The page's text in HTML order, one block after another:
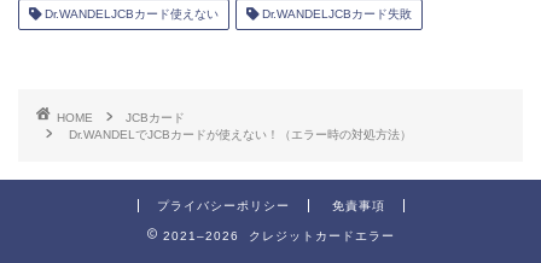
Dr.WANDELJCBカード使えない Dr.WANDELJCBカード失敗
HOME
JCBカード
Dr.WANDELでJCBカードが使えない！（エラー時の対処方法）
プライバシーポリシー 免責事項
2021–2026 クレジットカードエラー